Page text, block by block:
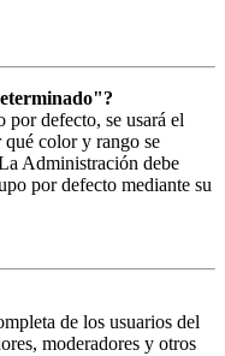
por defecto, se usará el
color y rango se
Administración debe
por defecto mediante su
de los usuarios del
moderadores y otros